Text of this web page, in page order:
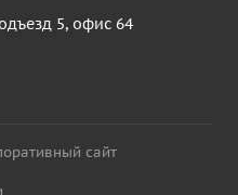
5, офис 64
сайт